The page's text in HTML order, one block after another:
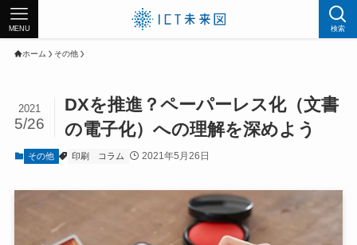
検索
MENU
ホーム その他
DXを推進？ペーパーレス化（文書
の電子化）への理解を深めよう
2021
5/26
その他 印刷 コラム 2021年5月26日